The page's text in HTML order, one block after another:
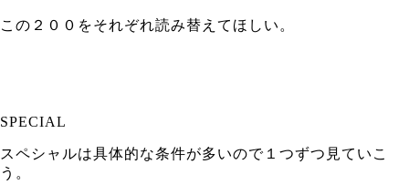
この２００をそれぞれ読み替えてほしい。
SPECIAL
スペシャルは具体的な条件が多いので１つずつ見ていこ
う。